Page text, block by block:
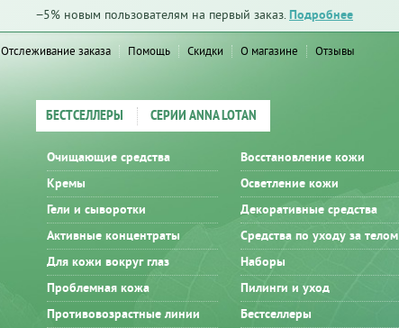
−5% новым пользователям на первый заказ. Подробнее
Отслеживание заказа Помощь Скидки О магазине Отзывы
БЕСТСЕЛЛЕРЫ СЕРИИ ANNA LOTAN
Очищающие средства
Кремы
Гели и сыворотки
Активные концентраты
Для кожи вокруг глаз
Проблемная кожа
Противовозрастные линии
Восстановление кожи
Осветление кожи
Декоративные средства
Средства по уходу за телом
Наборы
Пилинги и уход
Бестселлеры